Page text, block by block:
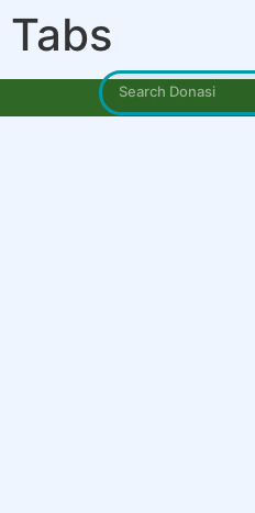
Tabs
Search Donasi